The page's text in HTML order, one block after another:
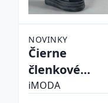
NOVINKY
Čierne
členkové
zateplené
iMODA